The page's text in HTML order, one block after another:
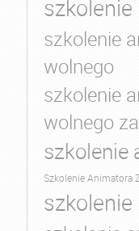
szkolenie
wolnego
szkolenie
wolnego
szkolenie
Szkolenie Animatora